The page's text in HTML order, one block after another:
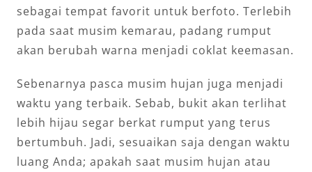
sebagai tempat favorit untuk berfoto. Terlebih
pada saat musim kemarau, padang rumput
akan berubah warna menjadi coklat keemasan.
Sebenarnya pasca musim hujan juga menjadi
waktu yang terbaik. Sebab, bukit akan terlihat
lebih hijau segar berkat rumput yang terus
bertumbuh. Jadi, sesuaikan saja dengan waktu
luang Anda; apakah saat musim hujan atau